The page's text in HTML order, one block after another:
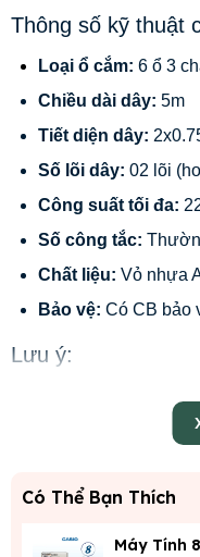
Thông số kỹ thuật
Loại ổ cắm: 6 ổ 3
Chiều dài dây: 5m
Tiết diện dây:
Số lõi dây: 02 lõi
Công suất tối đa:
Số công tắc:
Chất liệu: Vỏ nhựa
Bảo vệ: Có CB bảo
Lưu ý:
hoặc 3D3SN5.2 với
thêm chân tiếp địa.
Kiểm tra kỹ thông
đúng mã model và
bạn đang quan tâm.
Có Thể Bạn Thích
Máy Tính